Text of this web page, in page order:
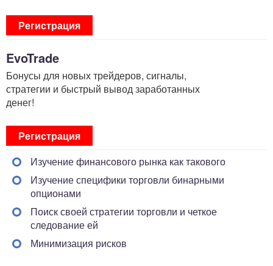
Регистрация
EvoTrade
Бонусы для новых трейдеров, сигналы,
стратегии и быстрый вывод заработанных
денег!
Регистрация
Изучение финансового рынка как такового
Изучение специфики торговли бинарными
опционами
Поиск своей стратегии торговли и четкое
следование ей
Минимизация рисков